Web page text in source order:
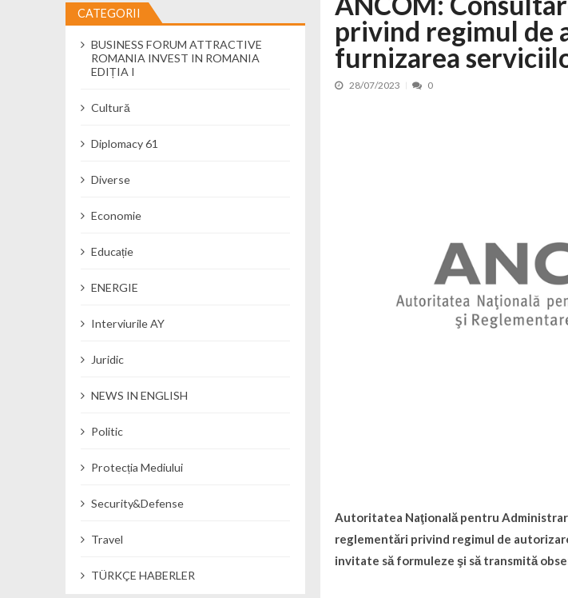
Încă o creșă modernă pentru Alba: 40 de locuri noi la Zlatna prin Programul...
Ministerul Mediului derulează dezbaterea publică pentru proiectul de lege care...
Percheziții și flagrant în Neamț: canabis descoperit într-un colet și ascu...
privind regimul de
furnizarea
28/07/2023 0
Autoritatea Naţională pentru
reglementări privind regimul de
invitate să formuleze şi să transmită
CATEGORII
BUSINESS FORUM ATTRACTIVE
ROMANIA INVEST IN ROMANIA
EDIȚIA I
Cultură
Diplomacy 61
Diverse
Economie
Educație
ENERGIE
Interviurile AY
Juridic
NEWS IN ENGLISH
Politic
Protecția Mediului
Security&Defense
Travel
TÜRKÇE HABERLER